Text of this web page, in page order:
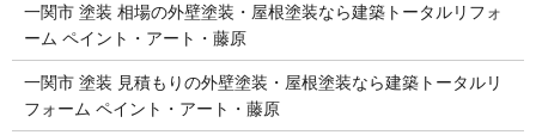
一関市 塗装 相場の外壁塗装・屋根塗装なら建築トータルリフォ
ーム ペイント・アート・藤原
一関市 塗装 見積もりの外壁塗装・屋根塗装なら建築トータルリ
フォーム ペイント・アート・藤原